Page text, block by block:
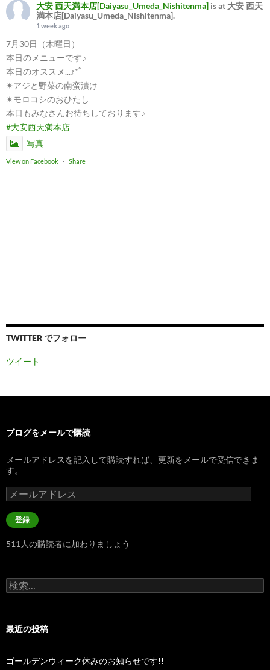
大安 西天満本店[Daiyasu_Umeda_Nishitenma] is at 大安 西天
満本店[Daiyasu_Umeda_Nishitenma].
1 week ago
7月30日（木曜日）
本日のメニューです♪
本日のオススメ...♪*ﾟ
✴︎アジと野菜の南蛮漬け
✴︎モロコシのおひたし
本日もみなさんお待ちしております♪
#大安西天満本店
写真
View on Facebook · Share
TWITTER でフォロー
ツイート
ブログをメールで購読
メールアドレスを記入して購読すれば、更新をメールで受信できま
す。
メ
ー
ル
ア
レ
登録
511人の購読者に加わりましょう
検
索:
最近の投稿
ゴールデンウィーク休みのお知らせです!!